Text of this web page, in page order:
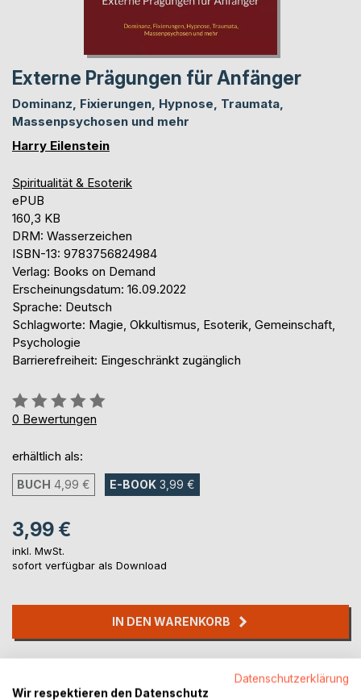
Externe Prägungen für Anfänger
Dominanz, Fixierungen, Hypnose, Traumata,
Massenpsychosen und mehr
Harry Eilenstein
Spiritualität & Esoterik
ePUB
160,3 KB
DRM: Wasserzeichen
ISBN-13: 9783756824984
Verlag: Books on Demand
Erscheinungsdatum: 16.09.2022
Sprache: Deutsch
Schlagworte: Magie, Okkultismus, Esoterik, Gemeinschaft,
Psychologie
Barrierefreiheit: Eingeschränkt zugänglich
Bewertung::
0%
0 Bewertungen
erhältlich als:
BUCH 4,99 € E-BOOK 3,99 €
3,99 €
inkl. MwSt.
sofort verfügbar als Download
IN DEN WARENKORB
Titel bewerten
Datenschutzerklärung
Wir respektieren den Datenschutz